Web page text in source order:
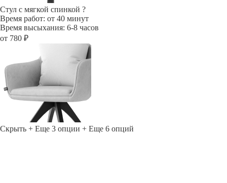
Стул с мягкой спинкой ?
Время работ: от 40 минут
Время высыхания: 6-8 часов
от 780 ₽
Скрыть + Еще 3 опции + Еще 6 опций